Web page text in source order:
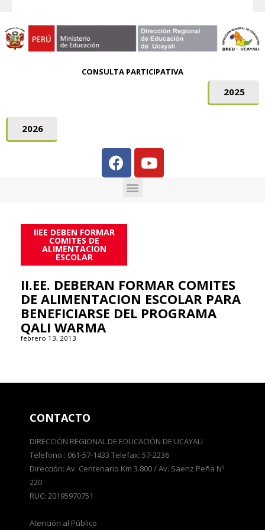
CONSULTA PARTICIPATIVA
2025
2026
IIEE DEBEN FORMAR
COMITES DE
ALIMENTACION
ESCOLAR
II.EE. DEBERAN FORMAR COMITES
DE ALIMENTACION ESCOLAR PARA
BENEFICIARSE DEL PROGRAMA
QALI WARMA
febrero 13, 2013
CONTACTO
DIRECCIÓN REGIONAL DE EDUCACIÓN DE UCAYALI
Telefono : 061-57-1433 Telefax: 57-2236
Dirección: Av. Centenario Km 3.800 / Av. Saenz Peña Nº
220
RUC: 20195970751
Atención al Público